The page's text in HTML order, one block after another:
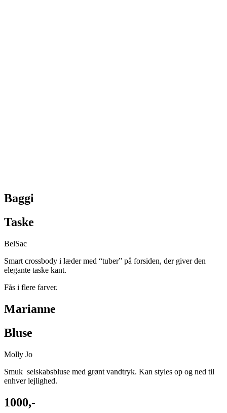
Baggi
Taske
BelSac ­
Smart crossbody i læder med “tuber” på forsiden, der giver den
elegante taske kant.
Fås i flere farver.
Marianne
Bluse
Molly Jo
Smuk selskabsbluse med grønt vandtryk. Kan styles op og ned til
enhver lejlighed.
1000,-